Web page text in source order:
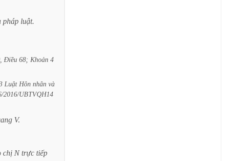
pháp luật.
Điều 68; Khoản 4
Luật Hôn nhân và
2016/UBTVQH14
V.
chị N trực tiếp